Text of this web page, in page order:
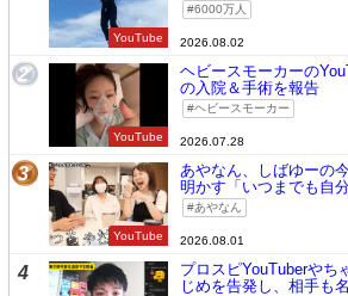
YouTube
6000万人
2026.08.02
2
YouTube
ヘビースモーカーの
の入院＆手術を報告
ヘビースモーカー
2026.07.28
3
YouTube
あやなん、しばゆーの
明かす「いつまでも自
あやなん
2026.08.01
4
プロスピYouTuberやち
じめを告発し、相手も